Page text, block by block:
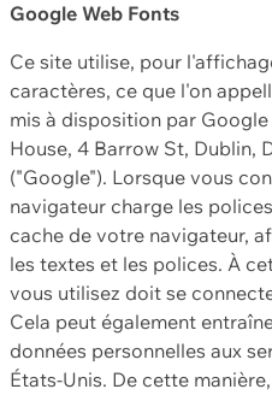
Google Web Fonts
Ce site utilise, pour
caractères, ce que l'on
mis à disposition par
House, 4 Barrow St, Dublin,
("Google"). Lorsque vous
navigateur charge les
cache de votre navigateur,
les textes et les polices. À
vous utilisez doit se
Cela peut également
données personnelles aux
États-Unis. De cette